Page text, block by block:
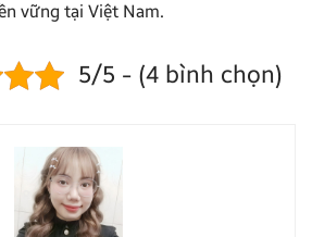
vững tại Việt Nam.
5/5 - (4 bình chọn)